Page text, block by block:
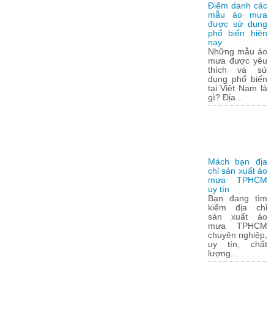
Điểm danh các
mẫu áo mưa
được sử dụng
phổ biến hiện
nay
Những mẫu áo
mưa được yêu
thích và sử
dụng phổ biến
tại Việt Nam là
gì? Địa...
Mách bạn địa
chỉ sản xuất áo
mưa TPHCM
uy tín
Bạn đang tìm
kiếm địa chỉ
sản xuất áo
mưa TPHCM
chuyên nghiệp,
uy tín, chất
lượng...